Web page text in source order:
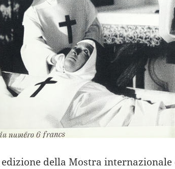
edizione della Mostra